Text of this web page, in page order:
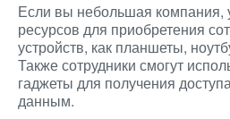
Если вы небольшая компания,
ресурсов для приобретения
устройств, как планшеты,
Также сотрудники смогут
гаджеты для получения
данным.